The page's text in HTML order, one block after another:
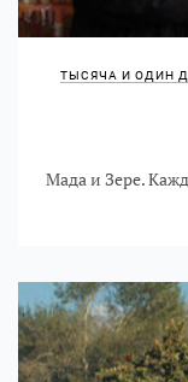
ТЫСЯЧА И ОДИН
Мада и Зере.